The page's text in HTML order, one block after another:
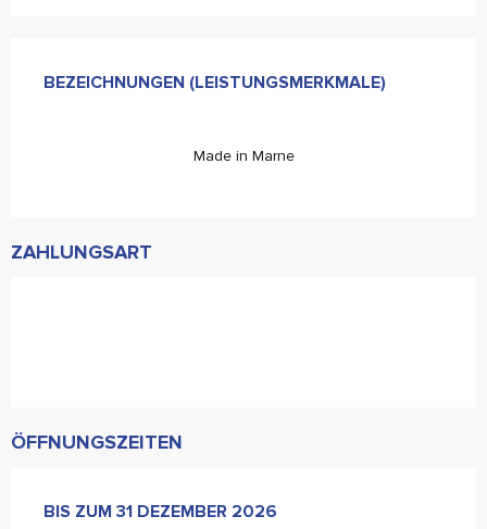
BEZEICHNUNGEN (LEISTUNGSMERKMALE)
BEZEICHNUNGEN (LEISTUNGSMERKMALE)
Made in Marne
ZAHLUNGSART
ÖFFNUNGSZEITEN
VOM2 JANUAR 2026BIS ZUM
BIS ZUM 31 DEZEMBER 2026